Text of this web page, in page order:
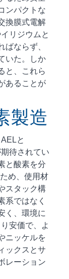
ンパクトな
換膜式電解
リジウムと
ならず、
いた。しか
と、これら
あることが
製造
と
待されてい
と酸素を分
め、使用材
スタック構
系ではなく
く、環境に
安価で、よ
ニッケルを
ックスとサ
レーション